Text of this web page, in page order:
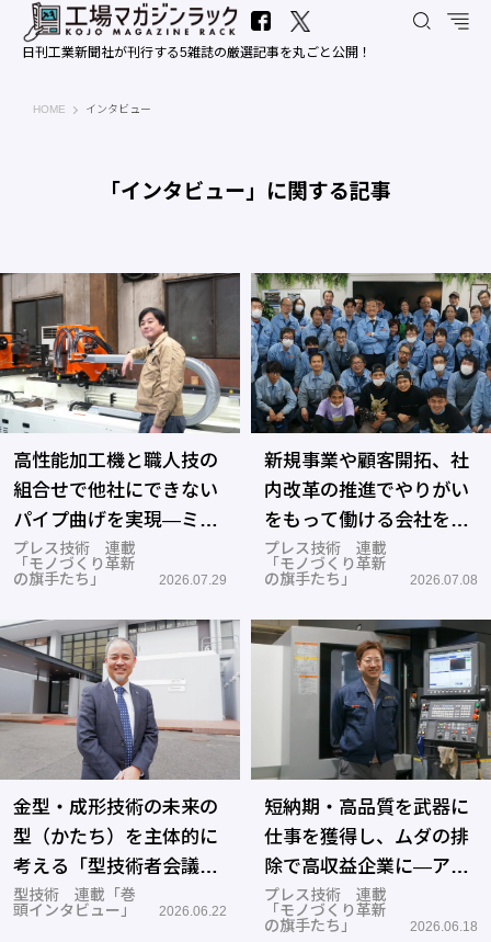
日刊工業新聞社が刊行する5雑誌の厳選記事を丸ごと公開！
HOME 工場マガジンラック｜日刊工業新聞社
インタビュー
「インタビュー」に関する記事
高性能加工機と職人技の
組合せで他社にできない
パイプ曲げを実現―ミナ
ミ技研
プレス技術 連載
「モノづくり革新
の旗手たち」
2026.07.29
新規事業や顧客開拓、社
内改革の推進でやりがい
をもって働ける会社を目
指す―河村機械工業所
プレス技術 連載
「モノづくり革新
の旗手たち」
2026.07.08
金型・成形技術の未来の
型（かたち）を主体的に
考える「型技術者会議
2026」―東京科学大学 齊
型技術 連載「巻
頭インタビュー」
2026.06.22
短納期・高品質を武器に
仕事を獲得し、ムダの排
除で高収益企業に―アイ
キ
プレス技術 連載
「モノづくり革新
の旗手たち」
2026.06.18